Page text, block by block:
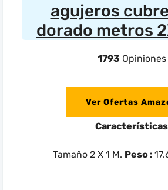
agujeros
dorado metros
1793 Opiniones
Ver Ofertas
Características
Tamaño 2 X 1 M. Peso :